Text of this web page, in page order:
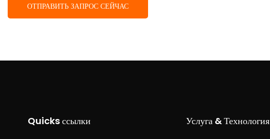
ОТПРАВИТЬ ЗАПРОС СЕЙЧАС
Quicks ссылки Услуга & Технология